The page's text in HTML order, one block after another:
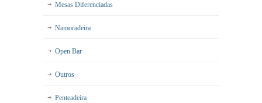
Mesas Diferenciadas
Namoradeira
Open Bar
Outros
Penteadeira